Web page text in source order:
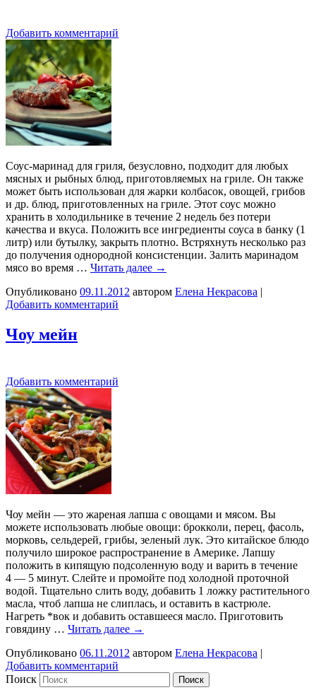
Добавить комментарий
Соус-маринад для гриля, безусловно, подходит для любых
мясных и рыбных блюд, приготовляемых на гриле. Он также
может быть использован для жарки колбасок, овощей, грибов
и др. блюд, приготовленных на гриле. Этот соус можно
хранить в холодильнике в течение 2 недель без потери
качества и вкуса. Положить все ингредиенты соуса в банку (1
литр) или бутылку, закрыть плотно. Встряхнуть несколько раз
до получения однородной консистенции. Залить маринадом
мясо во время … Читать далее →
Опубликовано 09.11.2012 автором Елена Некрасова |
Добавить комментарий
Чоу мейн
Добавить комментарий
Чоу мейн — это жареная лапша с овощами и мясом. Вы
можете использовать любые овощи: брокколи, перец, фасоль,
морковь, сельдерей, грибы, зеленый лук. Это китайское блюдо
получило широкое распространение в Америке. Лапшу
положить в кипящую подсоленную воду и варить в течение
4 — 5 минут. Слейте и промойте под холодной проточной
водой. Тщательно слить воду, добавить 1 ложку растительного
масла, чтоб лапша не слиплась, и оставить в кастрюле.
Нагреть *вок и добавить оставшееся масло. Приготовить
говядину … Читать далее →
Опубликовано 06.11.2012 автором Елена Некрасова |
Добавить комментарий
Поиск